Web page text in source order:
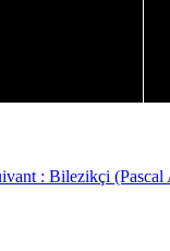
: Bilezikçi (Pascal